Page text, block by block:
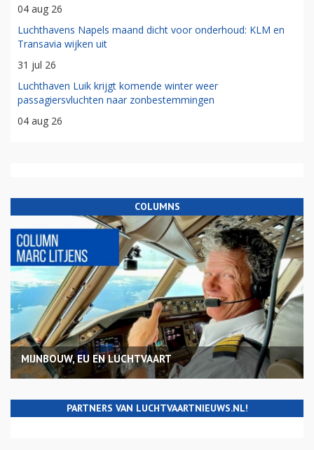
04 aug 26
Luchthavens Napels maand dicht voor onderhoud: KLM en
Transavia wijken uit
31 jul 26
Luchthaven Luik krijgt komende winter weer
passagiersvluchten naar zonbestemmingen
04 aug 26
COLUMNS
MIJNBOUW, EU EN LUCHTVAART
PARTNERS VAN LUCHTVAARTNIEUWS.NL!